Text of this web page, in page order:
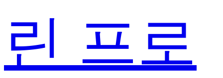
린 프로